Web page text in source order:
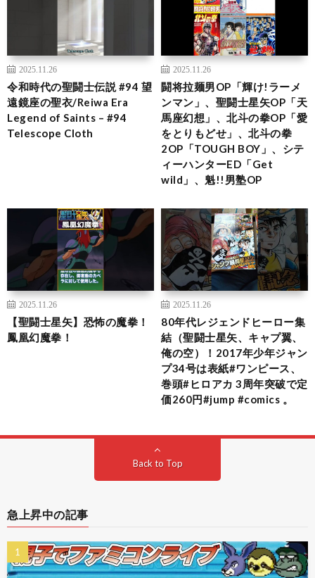
2025.11.26
令和時代の聖闘士伝説 #94 望
遠鏡座の聖衣/Reiwa Era
Legend of Saints – #94
Telescope Cloth
2025.11.26
闘将拉麺男OP「輝け!ラーメ
ンマン」、聖闘士星矢OP「天
馬座幻想」、北斗の拳OP「愛
をとりもどせ」、北斗の拳
2OP「TOUGH BOY」、シテ
ィーハンターED「Get
wild」、魁!!男塾OP
2025.11.26
【聖闘士星矢】恐怖の魔拳！
鳳凰幻魔拳！
2025.11.26
80年代レジェンドヒーロー集
結（聖闘士星矢、キャプ翼、
俺の空）！2017年少年ジャン
プ34号は表紙#ワンピース、
巻頭#ヒロアカ 3周年突破で定
価260円#jump #comics 。
Back to Top
急上昇中の記事